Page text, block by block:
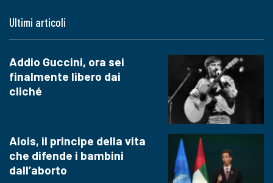
Ultimi articoli
Addio Guccini, ora sei
finalmente libero dai
cliché
Alois, il principe della vita
che difende i bambini
dall’aborto